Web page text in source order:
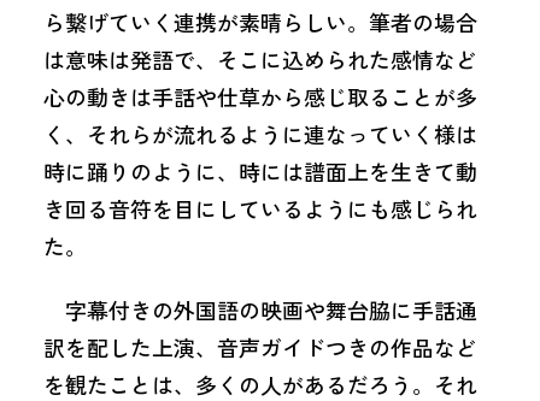
ら繋げていく連携が素晴らしい。筆者の場合
は意味は発語で、そこに込められた感情など
心の動きは手話や仕草から感じ取ることが多
く、それらが流れるように連なっていく様は
時に踊りのように、時には譜面上を生きて動
き回る音符を目にしているようにも感じられ
た。
字幕付きの外国語の映画や舞台脇に手話通
訳を配した上演、音声ガイドつきの作品など
を観たことは、多くの人があるだろう。それ